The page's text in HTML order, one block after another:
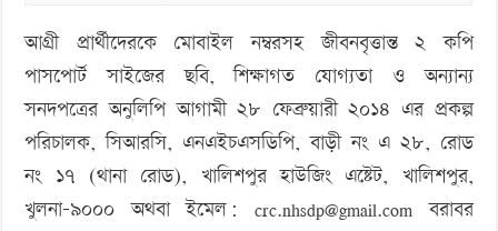
আগ্রী প্রার্থীদেরকে মোবাইল নম্বরসহ জীবনবৃত্তান্ত ২ কপি
পাসপোর্ট সাইজের ছবি, শিক্ষাগত যোগ্যতা ও অন্যান্য
সনদপত্রের অনুলিপি আগামী ২৮ ফেব্রুয়ারী ২০১৪ এর প্রকল্প
পরিচালক, সিআরসি, এনএইচএসডিপি, বাড়ী নং এ ২৮, রোড
নং ১৭ (থানা রোড), খালিশপুর হাউজিং এষ্টেট, খালিশপুর,
খুলনা-৯০০০ অথবা ইমেল:crc.nhsdp@gmail.com বরাবর